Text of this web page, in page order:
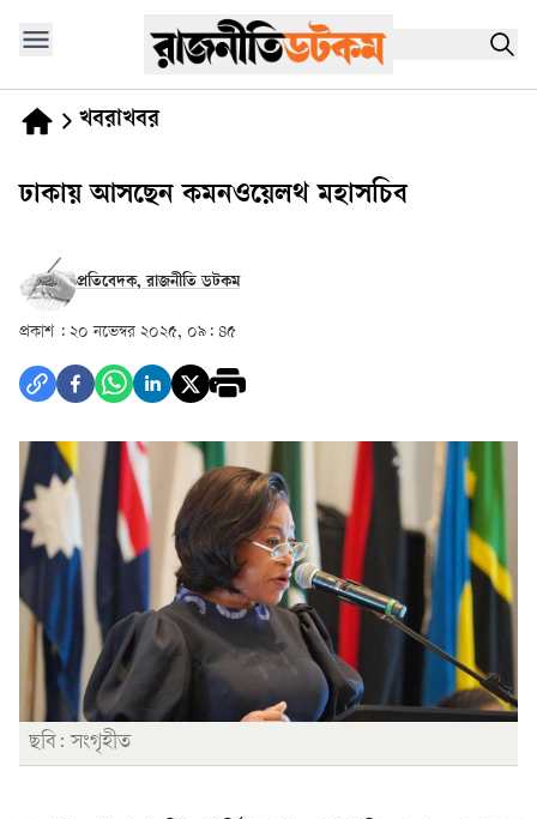
খবরাখবর
ঢাকায় আসছেন কমনওয়েলথ মহাসচিব
প্রতিবেদক, রাজনীতি ডটকম
প্রকাশ : ২০ নভেম্বর ২০২৫, ০৯: ৪৫
ছবি: সংগৃহীত